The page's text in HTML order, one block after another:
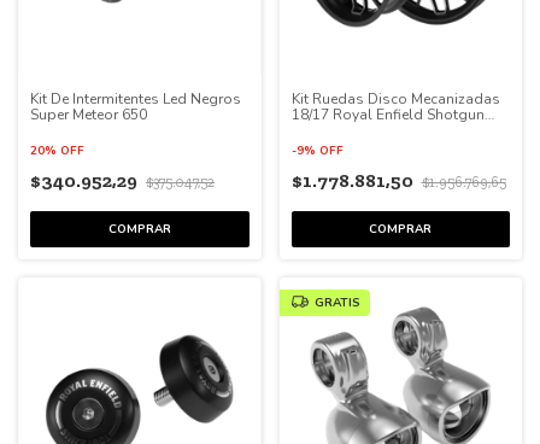
Kit De Intermitentes Led Negros
Super Meteor 650
20% OFF
$340.952,29 $375.047,52
Kit Ruedas Disco Mecanizadas
18/17 Royal Enfield Shotgun
-9% OFF
$1.778.881,50 $1.956.769,65
GRATIS